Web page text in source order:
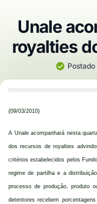
Unale
royalties
Postado
(09/03/2010)
A Unale acompanhará nesta
dos recursos de royalties
critérios estabelecidos pelos
regime de partilha e a
processo de produção, produto
detentores recebem